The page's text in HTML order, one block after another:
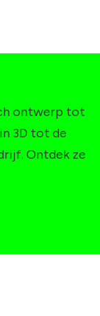
ontwerp tot
3D tot de
Ontdek ze